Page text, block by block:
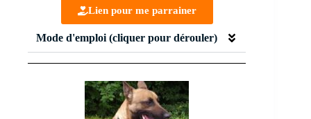
Lien pour me parrainer
Mode d'emploi (cliquer pour dérouler)